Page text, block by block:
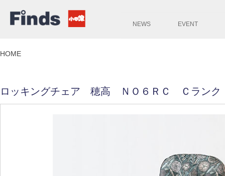
NEWS EVENT
HOME
ロッキングチェア 穂高 ＮＯ６ＲＣ Ｃランク